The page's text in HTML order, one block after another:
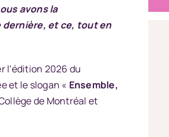
avons la
et ce, tout en
l'édition 2026 du
et le slogan « Ensemble,
de Montréal et